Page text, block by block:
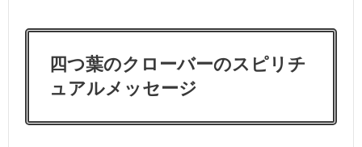
四つ葉のクローバーのスピリチ
ュアルメッセージ